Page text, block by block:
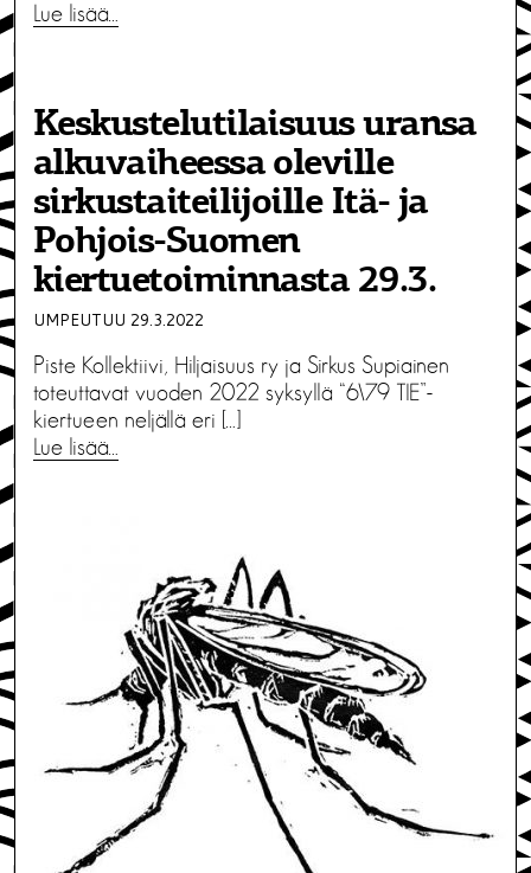
Lue lisää…
Keskustelutilaisuus uransa
alkuvaiheessa oleville
sirkustaiteilijoille Itä- ja
Pohjois-Suomen
kiertuetoiminnasta 29.3.
UMPEUTUU 29.3.2022
Piste Kollektiivi, Hiljaisuus ry ja Sirkus Supiainen
toteuttavat vuoden 2022 syksyllä “6\79 TIE”-
kiertueen neljällä eri […]
Lue lisää…